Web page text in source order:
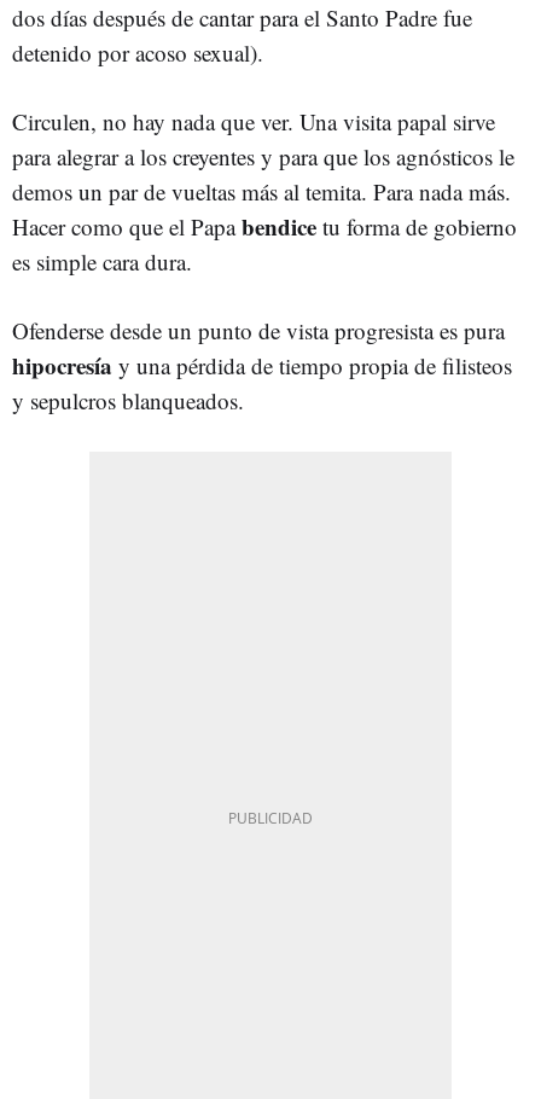
dos días después de cantar para el Santo Padre fue
detenido por acoso sexual).
Circulen, no hay nada que ver. Una visita papal sirve
para alegrar a los creyentes y para que los agnósticos le
demos un par de vueltas más al temita. Para nada más.
Hacer como que el Papabendice tu forma de gobierno
es simple cara dura.
Ofenderse desde un punto de vista progresista es pura
hipocresía y una pérdida de tiempo propia de filisteos
y sepulcros blanqueados.